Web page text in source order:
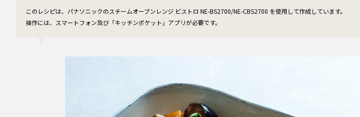
このレシピは、パナソニックのスチームオーブンレンジ ビストロ NE-BS2700/NE-CBS2700 を使用して作成しています。
操作には、スマートフォン及び「キッチンポケット」アプリが必要です。